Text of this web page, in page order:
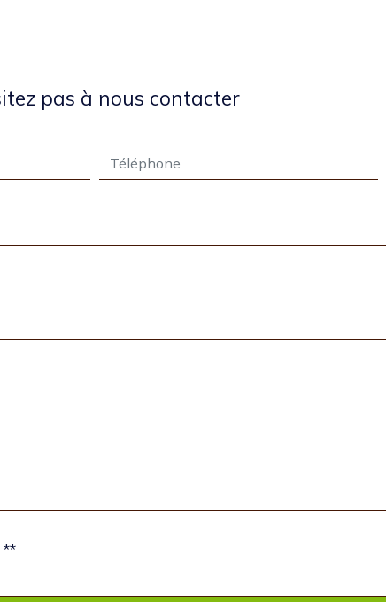
pas à nous contacter
**